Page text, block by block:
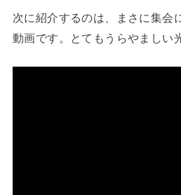
次に紹介するのは、まさに集会
動画です。とてもうらやましい